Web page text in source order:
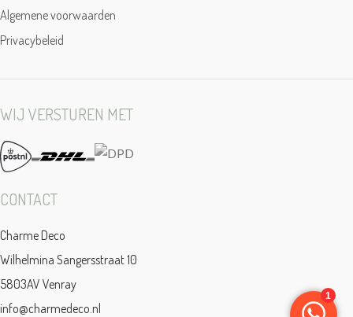
Algemene voorwaarden
Privacybeleid
WIJ VERSTUREN MET
CONTACT
Charme Deco
Wilhelmina Sangersstraat 10
5803AV Venray
info@charmedeco.nl